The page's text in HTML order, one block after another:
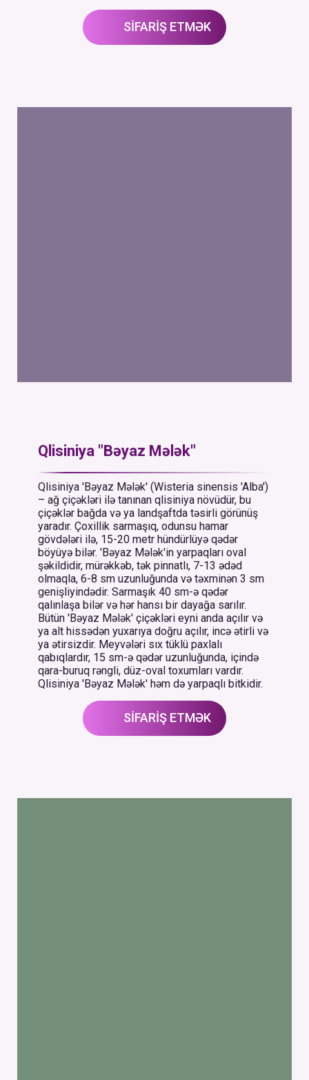
SİFARİŞ ETMƏK
Qlisiniya "Bəyaz Mələk"
Qlisiniya 'Bəyaz Mələk' (Wisteria sinensis 'Alba')
– ağ çiçəkləri ilə tanınan qlisiniya növüdür, bu
çiçəklər bağda və ya landşaftda təsirli görünüş
yaradır. Çoxillik sarmaşıq, odunsu hamar
gövdələri ilə, 15-20 metr hündürlüyə qədər
böyüyə bilər. 'Bəyaz Mələk'in yarpaqları oval
şəkildidir, mürəkkəb, tək pinnatlı, 7-13 ədəd
olmaqla, 6-8 sm uzunluğunda və təxminən 3 sm
genişliyindədir. Sarmaşık 40 sm-ə qədər
qalınlaşa bilər və hər hansı bir dayağa sarılır.
Bütün 'Bəyaz Mələk' çiçəkləri eyni anda açılır və
ya alt hissədən yuxarıya doğru açılır, incə ətirli və
ya ətirsizdir. Meyvələri sıx tüklü paxlalı
qabıqlardır, 15 sm-ə qədər uzunluğunda, içində
qara-buruq rəngli, düz-oval toxumları vardır.
Qlisiniya 'Bəyaz Mələk' həm də yarpaqlı bitkidir.
SİFARİŞ ETMƏK